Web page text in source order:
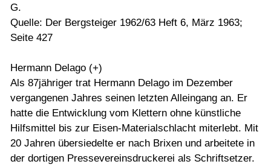
G.
Quelle: Der Bergsteiger 1962/63 Heft 6, März 1963;
Seite 427
Hermann Delago (+)
Als 87jähriger trat Hermann Delago im Dezember
vergangenen Jahres seinen letzten Alleingang an. Er
hatte die Entwicklung vom Klettern ohne künstliche
Hilfsmittel bis zur Eisen-Materialschlacht miterlebt. Mit
20 Jahren übersiedelte er nach Brixen und arbeitete in
der dortigen Pressevereinsdruckerei als Schriftsetzer.